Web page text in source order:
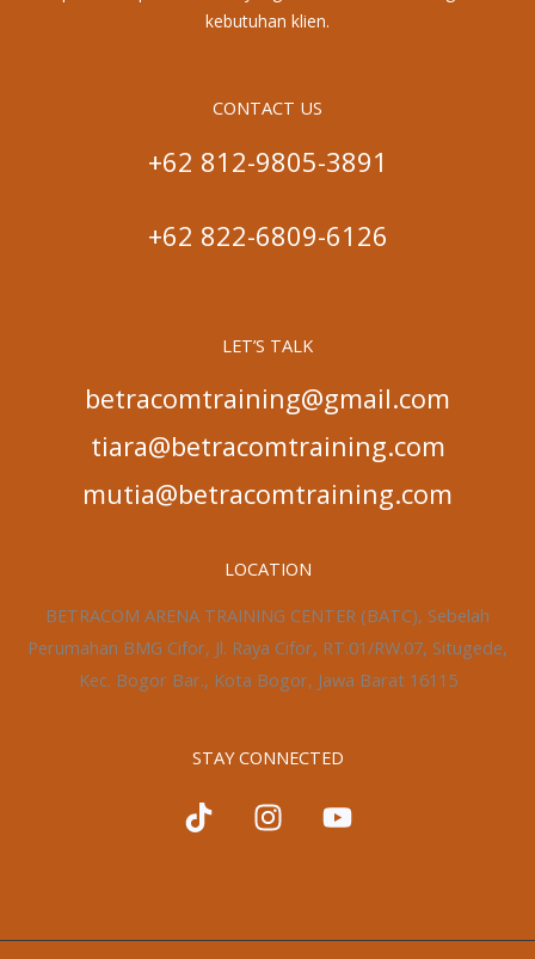
kebutuhan klien.
CONTACT US
+62 812-9805-3891
+62 822-6809-6126
LET’S TALK
betracomtraining@gmail.com
tiara@betracomtraining.com
mutia@betracomtraining.com
LOCATION
BETRACOM ARENA TRAINING CENTER (BATC), Sebelah
Perumahan BMG Cifor, Jl. Raya Cifor, RT.01/RW.07, Situgede,
Kec. Bogor Bar., Kota Bogor, Jawa Barat 16115
STAY CONNECTED